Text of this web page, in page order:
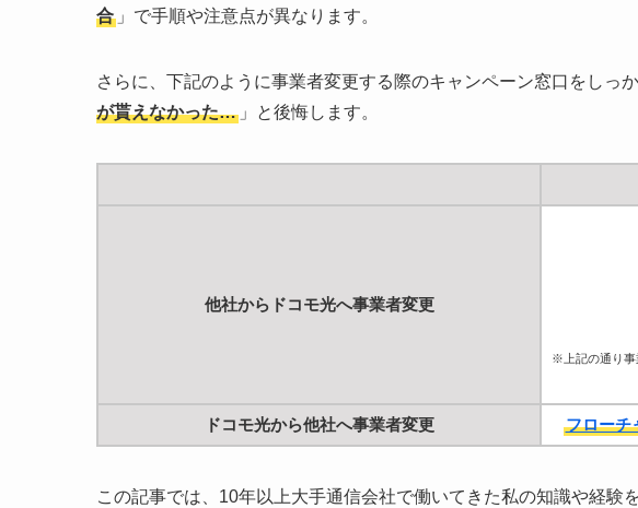
合 」で手順や注意点が異なります。
さらに、下記のように事業者変更する際のキャンペーン窓口をしっ
が貰えなかった… 」と後悔します。
他社からドコモ光へ事業者変更
※上記の通り事
ドコモ光から他社へ事業者変更 フローチ
この記事では、10年以上大手通信会社で働いてきた私の知識や経験